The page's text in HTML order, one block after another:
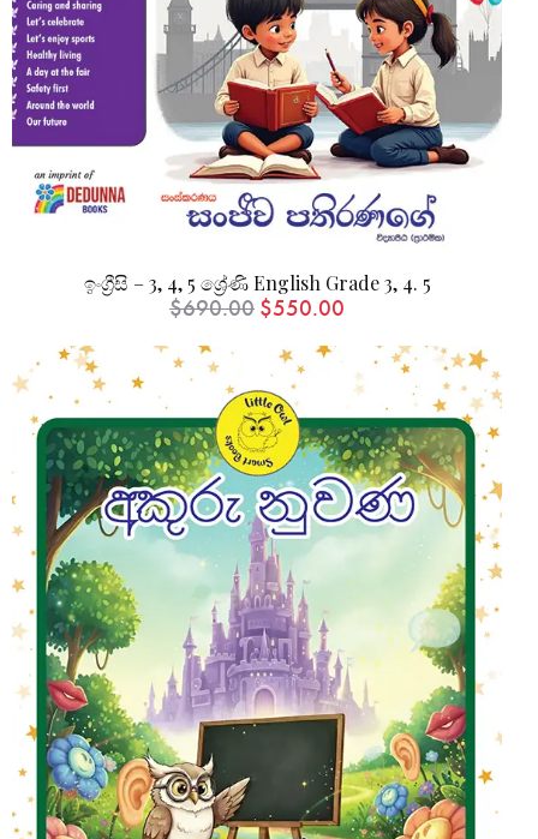
ඉංග්‍රීසි – 3, 4, 5 ශ්‍රේණි English Grade 3, 4. 5
$690.00 $550.00